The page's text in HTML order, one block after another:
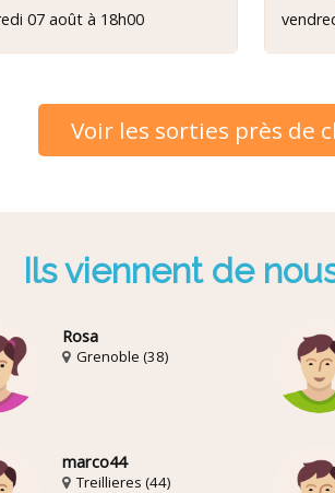
07 août à 18h00
Voir les sorties près de
Ils viennent de
Rosa
Grenoble (38)
marco44
Treillieres (44)